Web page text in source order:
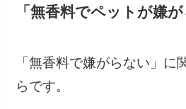
「無香料でペットが嫌が
「無香料で嫌がらない」に
らです。